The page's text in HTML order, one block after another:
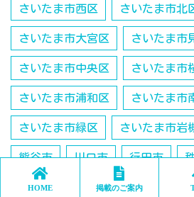
さいたま市西区 さいたま市北
さいたま市大宮区 さいたま市
さいたま市中央区 さいたま市
さいたま市浦和区 さいたま市
さいたま市緑区 さいたま市岩
熊谷市 川口市 行田市
飯能市 加須市 本庄市
HOME 掲載のご案内